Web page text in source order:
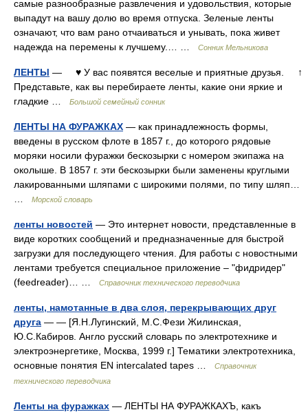
самые разнообразные развлечения и удовольствия, которые
выпадут на вашу долю во время отпуска. Зеленые ленты
означают, что вам рано отчаиваться и унывать, пока живет
надежда на перемены к лучшему.… …
Сонник Мельникова
ЛЕНТЫ — ♥ У вас появятся веселые и приятные друзья. ↑
Представьте, как вы перебираете ленты, какие они яркие и
гладкие …
Большой семейный сонник
ЛЕНТЫ НА ФУРАЖКАХ — как принадлежность формы,
введены в русском флоте в 1857 г., до которого рядовые
моряки носили фуражки бескозырки с номером экипажа на
околыше. В 1857 г. эти бескозырки были заменены круглыми
лакированными шляпами с широкими полями, по типу шляп…
Морской словарь
ленты новостей — Это интернет новости, представленные в
виде коротких сообщений и предназначенные для быстрой
загрузки для последующего чтения. Для работы с новостными
лентами требуется специальное приложение – "фидридер"
(feedreader)… …
Справочник технического переводчика
ленты, намотанные в два слоя, перекрывающих друг
друга — — [Я.Н.Лугинский, М.С.Фези Жилинская,
Ю.С.Кабиров. Англо русский словарь по электротехнике и
электроэнергетике, Москва, 1999 г.] Тематики электротехника,
основные понятия EN intercalated tapes …
Справочник
технического переводчика
Ленты на фуражках — ЛЕНТЫ НА ФУРАЖКАХЪ, какъ